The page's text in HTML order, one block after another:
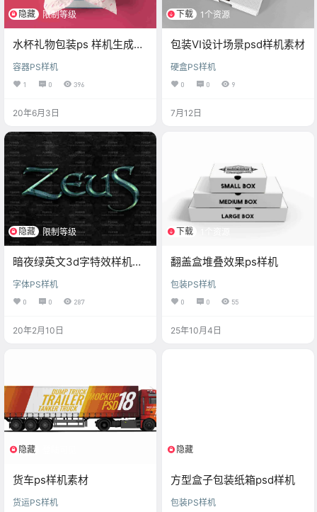
隐藏 限制等级
水杯礼物包装ps 样机生成素
材下载
容器PS样机
1 0 396
20年6月3日
下载 1个资源
包装VI设计场景psd样机素材
硬盒PS样机
0 0 9
7月12日
隐藏 限制等级
暗夜绿英文3d字特效样机下
载
字体PS样机
0 0 287
20年2月10日
下载
翻盖盒堆叠效果ps样机
包装PS样机
0 0 55
25年10月4日
隐藏
货车ps样机素材
货运PS样机
隐藏
方型盒子包装纸箱psd样机
包装PS样机